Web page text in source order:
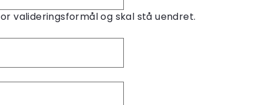
valideringsformål og skal stå uendret.